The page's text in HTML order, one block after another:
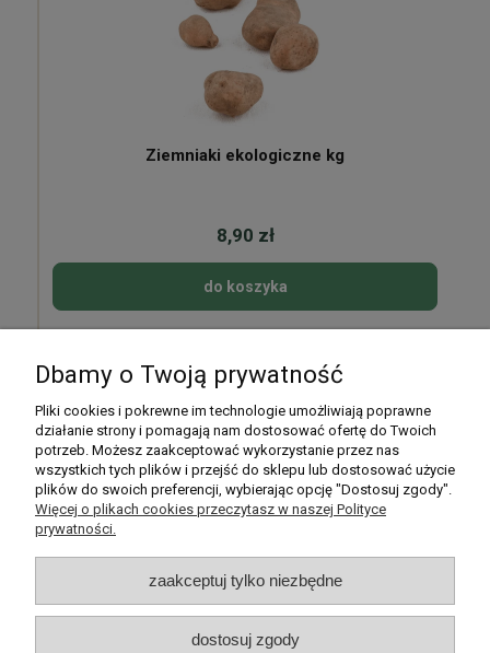
Ziemniaki ekologiczne kg
8,90 zł
do koszyka
Moje konto
Płatności i dostawa
Informacje
O nas
Dbamy o Twoją prywatność
Pliki cookies i pokrewne im technologie umożliwiają poprawne
działanie strony i pomagają nam dostosować ofertę do Twoich
potrzeb. Możesz zaakceptować wykorzystanie przez nas
wszystkich tych plików i przejść do sklepu lub dostosować użycie
plików do swoich preferencji, wybierając opcję "Dostosuj zgody".
Więcej o plikach cookies przeczytasz w naszej Polityce
prywatności.
zaakceptuj tylko niezbędne
dostosuj zgody